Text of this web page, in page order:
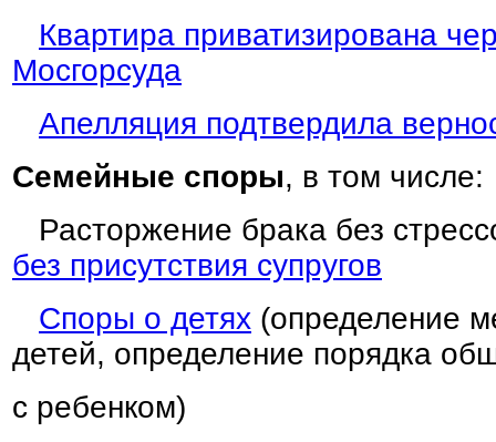
Квартира приватизирована
Мосгорсуда
Апелляция подтвердила
Семейные споры, в том числе:
Расторжение брака без
без присутствия супругов
Споры о детях (определение
детей, определение порядка
с ребенком)